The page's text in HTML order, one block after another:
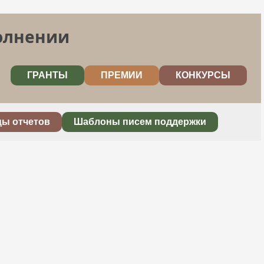
ГРАНТЫ ПРЕМИИ КОНКУРСЫ
отчетов Шаблоны писем поддержки